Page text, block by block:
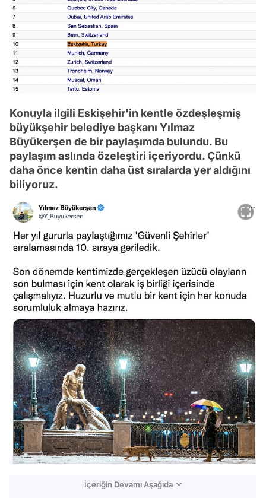
Konuyla ilgili Eskişehir'in kentle özdeşleşmiş
büyükşehir belediye başkanı Yılmaz
Büyükerşen de bir paylaşımda bulundu. Bu
paylaşım aslında özeleştiri içeriyordu. Çünkü
daha önce kentin daha üst sıralarda yer aldığını
biliyoruz.
İçeriğin Devamı Aşağıda